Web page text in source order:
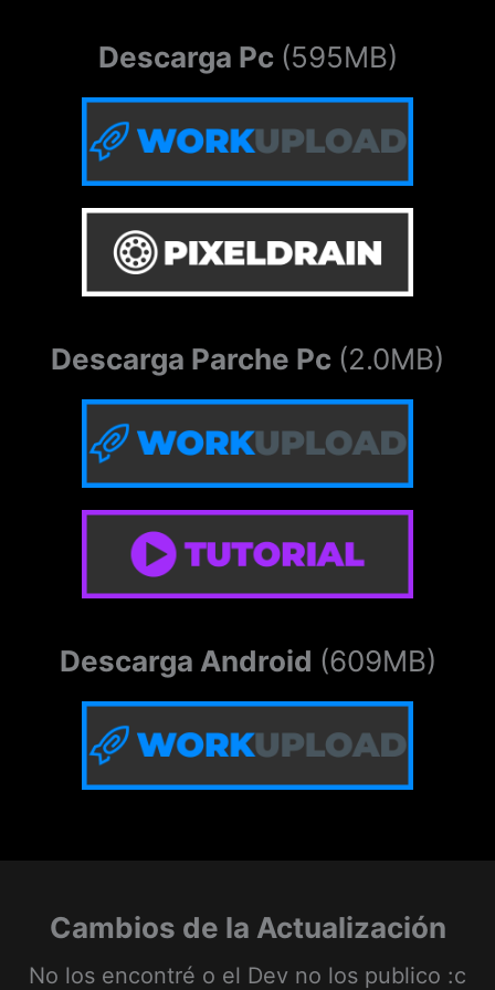
Descarga Pc (595MB)
Descarga Parche Pc (2.0MB)
Descarga Android (609MB)
Cambios de la Actualización
No los encontré o el Dev no los publico :c